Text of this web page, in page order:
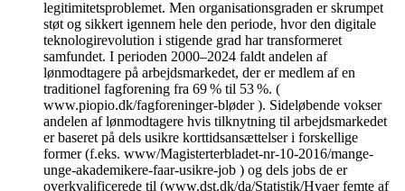
legitimitetsproblemet. Men organisationsgraden er skrumpet
støt og sikkert igennem hele den periode, hvor den digitale
teknologirevolution i stigende grad har transformeret
samfundet. I perioden 2000–2024 faldt andelen af
lønmodtagere på arbejdsmarkedet, der er medlem af en
traditionel fagforening fra 69 % til 53 %. (
www.piopio.dk/fagforeninger-bløder ). Sideløbende vokser
andelen af lønmodtagere hvis tilknytning til arbejdsmarkedet
er baseret på dels usikre korttidsansættelser i forskellige
former (f.eks. www/Magisterterbladet-nr-10-2016/mange-
unge-akademikere-faar-usikre-job ) og dels jobs de er
overkvalificerede til (www.dst.dk/da/Statistik/Hvaer femte af